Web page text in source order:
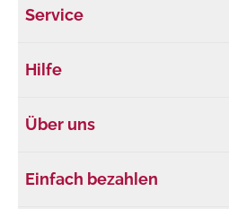
Service
Hilfe
Über uns
Einfach bezahlen